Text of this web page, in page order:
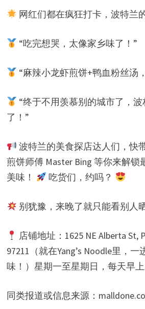
网红们都在疯狂打卡，波特兰
“吃完想哭，太像家乡味了！”
“麻辣小龙虾煎饼+鸭血粉丝汤
“终于不用羡慕别的城市了，
了！”
波特兰的美食探店达人们，快
煎饼师傅 Master Bing 等你来解锁
美味！
吃货们，约吗？
别犹豫，来晚了就只能看别人
店铺地址：1625 NE Alberta St,
97211（就在Yang’s Noodle里，
味！）星期一至星期日，每天早上
同类报道或信息来源：